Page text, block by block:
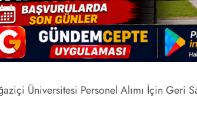
Üniversitesi Personel Alımı İçin Geri